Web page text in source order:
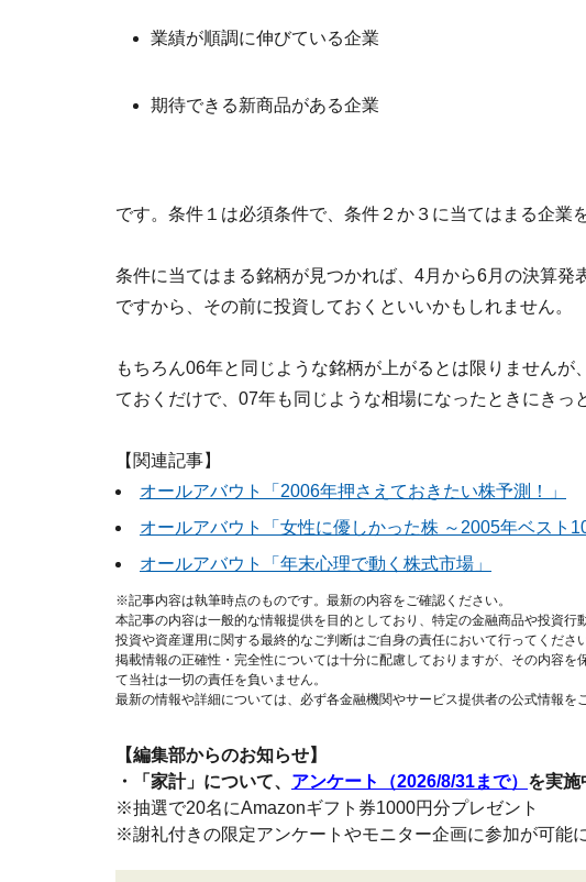
業績が順調に伸びている企業
期待できる新商品がある企業
です。条件１は必須条件で、条件２か３に当てはまる企業
条件に当てはまる銘柄が見つかれば、4月から6月の決算発
ですから、その前に投資しておくといいかもしれません。
もちろん06年と同じような銘柄が上がるとは限りません
ておくだけで、07年も同じような相場になったときにきっ
【関連記事】
オールアバウト「2006年押さえておきたい株予測！」
オールアバウト「女性に優しかった株 ～2005年ベスト10
オールアバウト「年末心理で動く株式市場」
※記事内容は執筆時点のものです。最新の内容をご確認ください。
本記事の内容は一般的な情報提供を目的としており、特定の金融商品や投資行
投資や資産運用に関する最終的なご判断はご自身の責任において行ってください
掲載情報の正確性・完全性については十分に配慮しておりますが、その内容
て当社は一切の責任を負いません。
最新の情報や詳細については、必ず各金融機関やサービス提供者の公式情報を
【編集部からのお知らせ】
・「家計」について、 アンケート（2026/8/31まで） を実施
※抽選で20名にAmazonギフト券1000円分プレゼント
※謝礼付きの限定アンケートやモニター企画に参加が可能